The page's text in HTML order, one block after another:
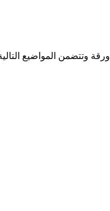
مذكرة في اللغة العربية للصف الرابع للفصل